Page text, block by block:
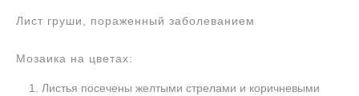
Лист груши, пораженный заболеванием
Мозаика на цветах:
Листья посечены желтыми стрелами и коричневыми